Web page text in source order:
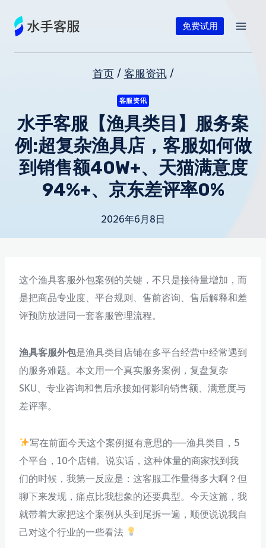
免费试用
首页 / 客服资讯 /
客服资讯
水手客服【渔具类目】服务案
例:超复杂渔具店，客服如何做
到销售额40W+、天猫满意度
94%+、京东差评率0%
2026年6月8日
这个渔具客服外包案例的关键，不只是接待量增加，而
是把商品专业度、平台规则、售前咨询、售后解释和差
评预防放进同一套客服管理流程。
渔具客服外包是渔具类目店铺在多平台经营中经常遇到
的服务难题。本文用一个真实服务案例，复盘复杂
SKU、专业咨询和售后承接如何影响销售额、满意度与
差评率。
写在前面今天这个案例挺有意思的——渔具类目，5
个平台，10个店铺。说实话，这种体量的商家找到我
们的时候，我第一反应是：这客服工作量得多大啊？但
聊下来发现，痛点比我想象的还要典型。今天这篇，我
就带着大家把这个案例从头到尾拆一遍，顺便说说我自
己对这个行业的一些看法